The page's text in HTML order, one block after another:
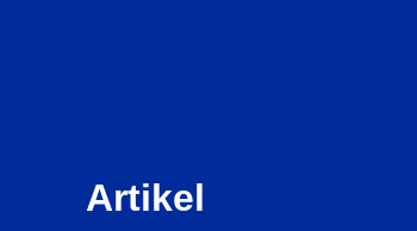
Artikel